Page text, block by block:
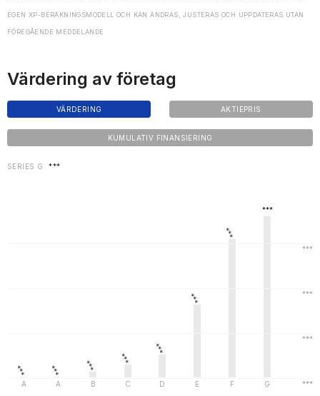
EGEN XP-BERÄKNINGSMODELL OCH KAN ÄNDRAS, JUSTERAS OCH UPPDATERAS UTAN
FÖREGÅENDE MEDDELANDE
Värdering av företag
VÄRDERING AKTIEPRIS
KUMULATIV FINANSIERING
SERIES G ***